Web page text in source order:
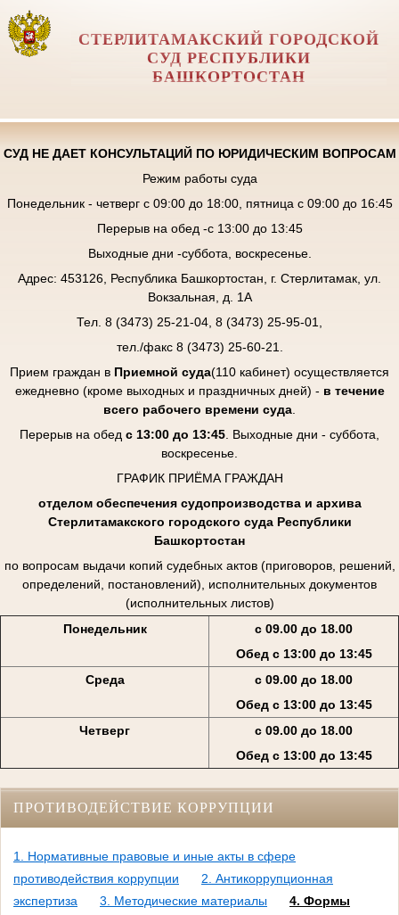
СТЕРЛИТАМАКСКИЙ ГОРОДСКОЙ
СУД РЕСПУБЛИКИ
БАШКОРТОСТАН
СУД НЕ ДАЕТ КОНСУЛЬТАЦИЙ ПО ЮРИДИЧЕСКИМ ВОПРОСАМ
Режим работы суда
Понедельник - четверг с 09:00 до 18:00, пятница с 09:00 до 16:45
Перерыв на обед -с 13:00 до 13:45
Выходные дни -суббота, воскресенье.
Адрес: 453126, Республика Башкортостан, г. Стерлитамак, ул.
Вокзальная, д. 1А
Тел. 8 (3473) 25-21-04, 8 (3473) 25-95-01,
тел./факс 8 (3473) 25-60-21.
Прием граждан в Приемной суда(110 кабинет) осуществляется
ежедневно (кроме выходных и праздничных дней) - в течение
всего рабочего времени суда
Перерыв на обед с 13:00 до 13:45 . Выходные дни - суббота,
воскресенье.
ГРАФИК ПРИЁМА ГРАЖДАН
отделом обеспечения судопроизводства и архива
Стерлитамакского городского суда Республики
Башкортостан
по вопросам выдачи копий судебных актов (приговоров, решений,
определений, постановлений), исполнительных документов
(исполнительных листов)
Понедельник
с 09.00 до 18.00
Обед с 13:00 до 13:45
Среда
с 09.00 до 18.00
Обед с 13:00 до 13:45
Четверг
с 09.00 до 18.00
Обед с 13:00 до 13:45
ПРОТИВОДЕЙСТВИЕ КОРРУПЦИИ
1. Нормативные правовые и иные акты в сфере
противодействия коррупции
2. Антикоррупционная
экспертиза
3. Методические материалы
4. Формы